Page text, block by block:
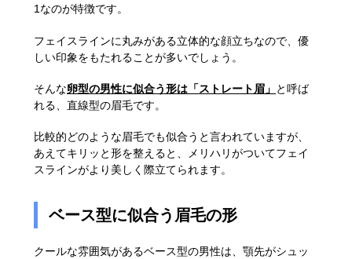
1なのが特徴です。
フェイスラインに丸みがある立体的な顔立ちなので、優
しい印象をもたれることが多いでしょう。
そんな卵型の男性に似合う形は「ストレート眉」 と呼ば
れる、直線型の眉毛です。
比較的どのような眉毛でも似合うと言われていますが、
あえてキリッと形を整えると、メリハリがついてフェイ
スラインがより美しく際立てられます。
ベース型に似合う眉毛の形
クールな雰囲気があるベース型の男性は、顎先がシュッ